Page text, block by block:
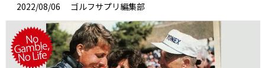
2022/08/06 ゴルフサプリ編集部